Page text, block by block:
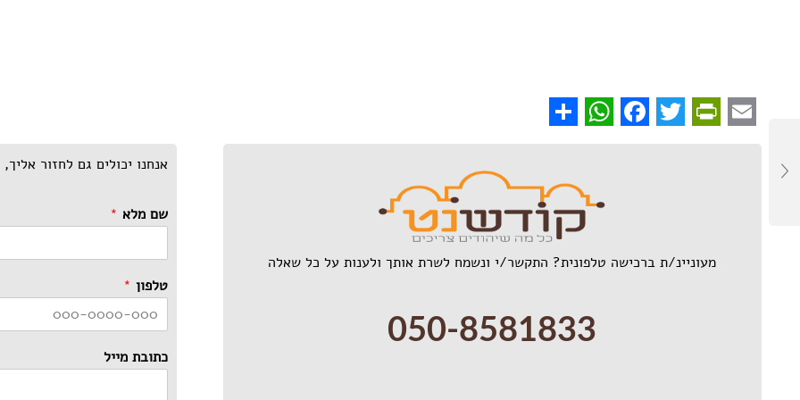
Email
PrintFriendly
Twitter
Facebook
WhatsApp
Share
מעוניינ/ת ברכישה טלפונית? התקשר/י ונשמח לשרת אותך ולענות על כל שאלה
050-8581833
אנחנו יכולים גם לחזור
שם מלא *
טלפון *
כתובת מייל